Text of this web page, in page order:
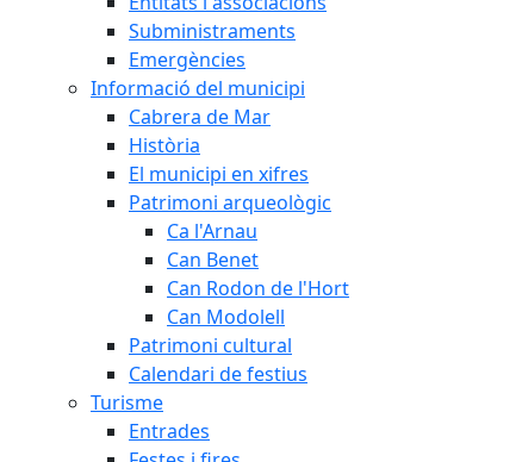
Subministraments
Emergències
Informació del municipi
Cabrera de Mar
Història
El municipi en xifres
Patrimoni arqueològic
Ca l'Arnau
Can Benet
Can Rodon de l'Hort
Can Modolell
Patrimoni cultural
Calendari de festius
Turisme
Entrades